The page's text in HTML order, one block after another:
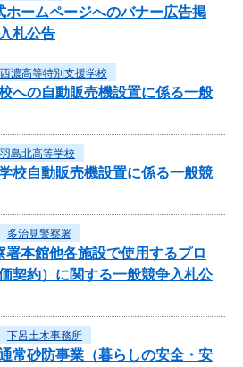
ホームページへのバナー広告掲
札公告
西濃高等特別支援学校
への自動販売機設置に係る一般
羽島北高等学校
校自動販売機設置に係る一般競
多治見警察署
本館他各施設で使用するプロ
契約）に関する一般競争入札公
下呂土木事務所
常砂防事業（暮らしの安全・安